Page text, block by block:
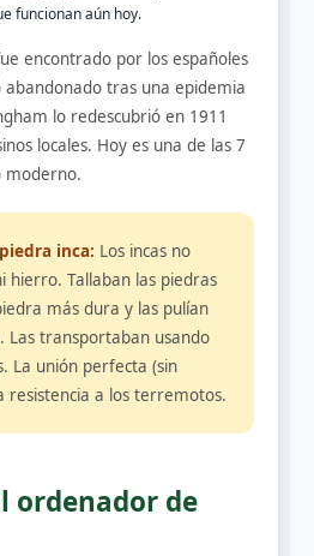
funcionan aún hoy.
encontrado por los españoles
abandonado tras una epidemia
lo redescubrió en 1911
locales. Hoy es una de las 7
moderno.
inca: Los incas no
hierro. Tallaban las piedras
más dura y las pulían
Las transportaban usando
La unión perfecta (sin
resistencia a los terremotos.
ordenador de